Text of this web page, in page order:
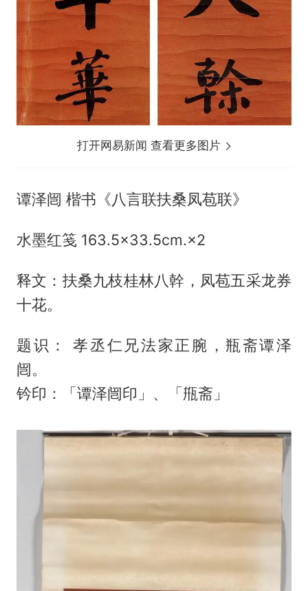
打开网易新闻 查看更多图片
谭泽闿 楷书《八言联扶桑凤苞联》
水墨红笺 163.5×33.5cm.×2
释文：扶桑九枝桂林八幹，凤苞五采龙券
十花。
题识： 孝丞仁兄法家正腕，瓶斋谭泽
闿。
钤印：「谭泽闿印」、「甁斋」